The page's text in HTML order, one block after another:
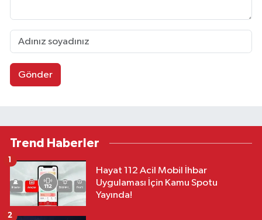
Gönder
Trend Haberler
Hayat 112 Acil Mobil İhbar
Uygulaması İçin Kamu Spotu
Yayında!
1
2